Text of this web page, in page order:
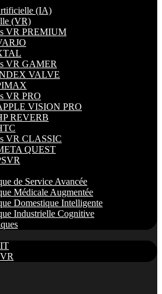
(IA)
(VR)
VR PREMIUM
VR GAMER
VALVE
VR PRO
VISION PRO
REVERB
VR CLASSIC
QUEST
de Service Avancée
Médicale Augmentée
Domestique Intelligente
Industrielle Cognitive